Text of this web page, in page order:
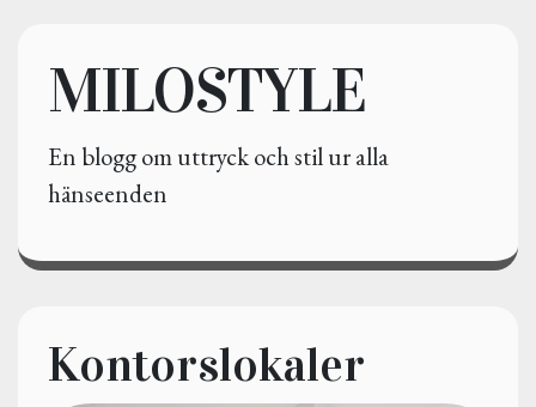
MILOSTYLE
En blogg om uttryck och stil ur alla
hänseenden
Kontorslokaler